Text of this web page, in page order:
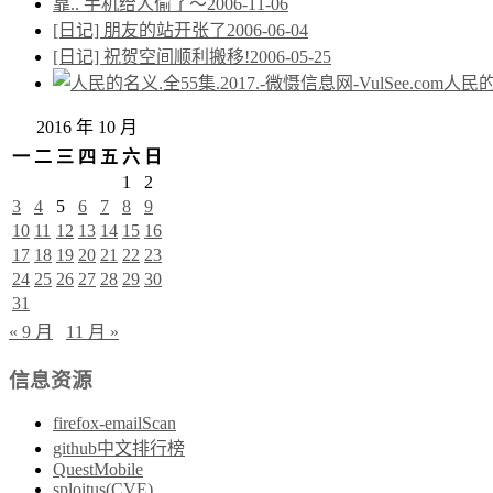
[日记] 朋友的站开张了2006-06-04
[日记] 祝贺空间顺利搬移!2006-05-25
人民
2016 年 10 月
一 二 三 四 五 六 日
1
2
3
4 5 6 7 8
9
10 11 12 13 14 15 16
17 18 19 20 21 22 23
24 25 26 27 28 29 30
31
« 9 月
11 月 »
信息资源
firefox-emailScan
github中文排行榜
QuestMobile
sploitus(CVE)